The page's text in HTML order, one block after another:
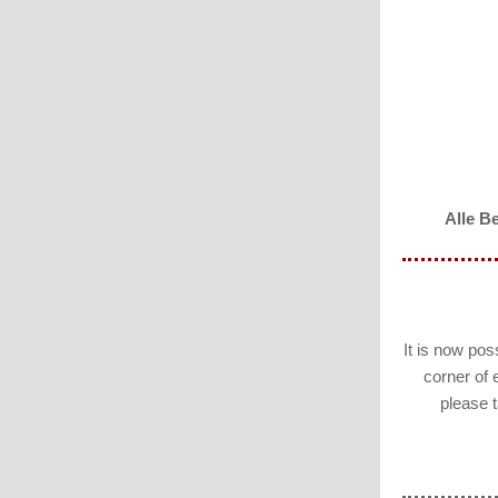
Alle
It is now
corner of
please